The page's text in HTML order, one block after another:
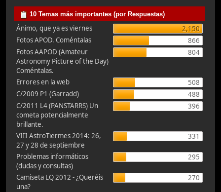
10 Temas más importantes (por Respuestas)
Ánimo, que ya es viernes
2,150
Fotos APOD. Coméntalas
866
Fotos AAPOD (Amateur
Astronomy Picture of the Day)
Coméntalas.
804
Errores en la web
508
C/2009 P1 (Garradd)
488
C/2011 L4 (PANSTARRS) Un
cometa potencialmente
brillante.
396
VIII AstroTiermes 2014: 26,
27 y 28 de septiembre
331
Problemas informáticos
(dudas y consultas)
295
Camiseta LQ 2012 - ¿Queréis
una?
270